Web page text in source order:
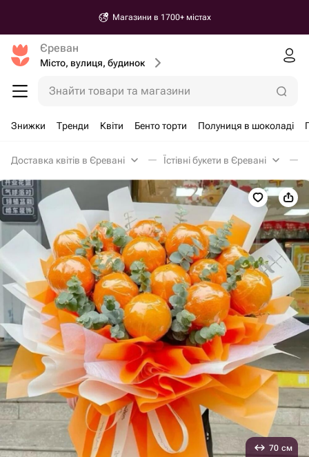
Магазини в 1700+ містах
Єреван
Місто, вулиця, будинок
Знайти товари та магазини
Знижки Тренди Квіти Бенто торти Полуниця в шоколаді
Доставка квітів в Єревані Їстівні букети в Єревані
70 см